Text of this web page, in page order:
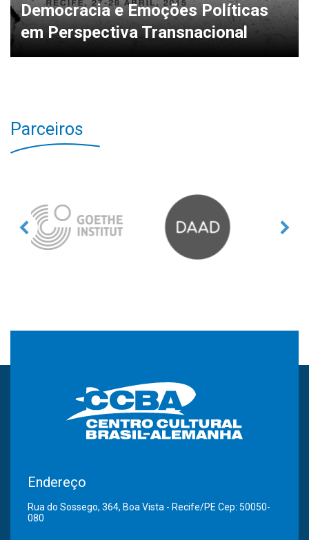
Democracia e Emoções Políticas
em Perspectiva Transnacional
Parceiros
Endereço
Rua do Sossego, 364, Boa Vista - Recife/PE Cep: 50050-
080